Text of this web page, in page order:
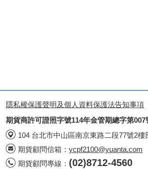
隱私權保護聲明及個人資料保護法告知事項
期貨商許可證照字號114年金管期總字第007
104 台北市中山區南京東路二段77號2
期貨顧問信箱： ycpf2100@yuanta.com
期貨顧問專線： (02)8712-4560